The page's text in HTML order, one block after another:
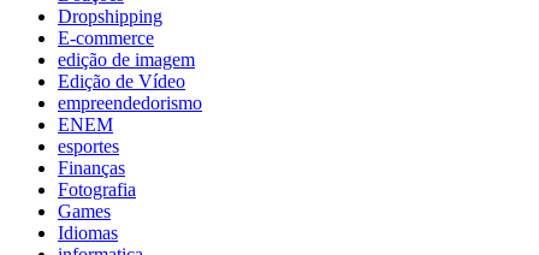
Dropshipping
E-commerce
edição de imagem
Edição de Vídeo
empreendedorismo
ENEM
esportes
Finanças
Fotografia
Games
Idiomas